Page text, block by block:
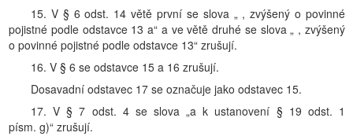
15. V § 6 odst. 14 větě první se slova „ , zvýšený o povinné
pojistné podle odstavce 13 a“ a ve větě druhé se slova „ , zvýšený
o povinné pojistné podle odstavce 13“ zrušují.
16. V § 6 se odstavce 15 a 16 zrušují.
Dosavadní odstavec 17 se označuje jako odstavec 15.
17. V § 7 odst. 4 se slova „a k ustanovení § 19 odst. 1
písm. g)“ zrušují.